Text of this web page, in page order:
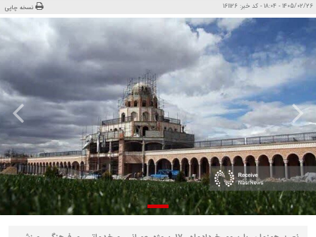
1405/02/26 - 18:04 - کد خبر: 161126 نسخه چاپی